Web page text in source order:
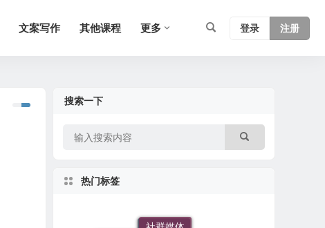
文案写作 其他课程 更多 登录 注册
搜索一下
热门标签
社群媒体